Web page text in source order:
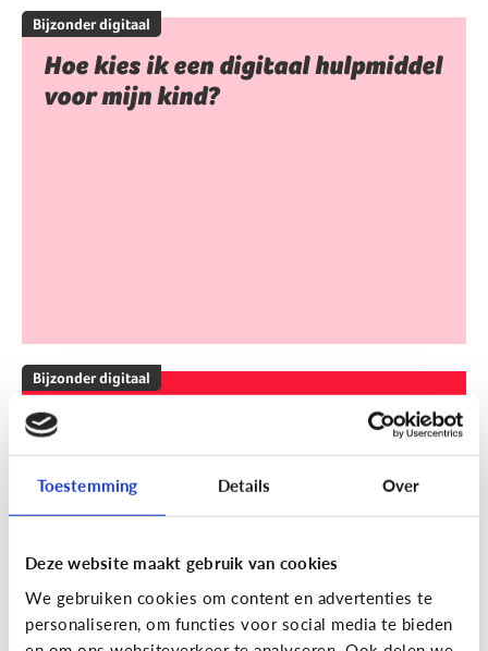
Toestemming Details Over
Deze website maakt gebruik van cookies
We gebruiken cookies om content en advertenties te
personaliseren, om functies voor social media te bieden
Bijzonder digitaal
Hoe kies ik een digitaal hulpmiddel
voor mijn kind?
Bijzonder digitaal
Mijn kind is slechthorend of doof.
Welke apps of toepassingen
kunnen helpen?